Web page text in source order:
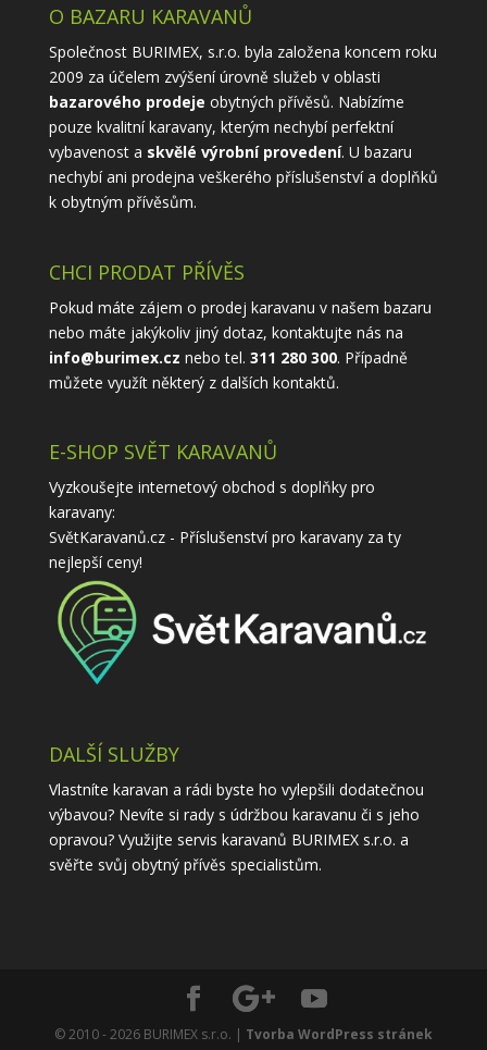
O BAZARU KARAVANŮ
Společnost BURIMEX, s.r.o. byla založena koncem roku
2009 za účelem zvýšení úrovně služeb v oblasti
bazarového prodeje obytných přívěsů. Nabízíme
pouze kvalitní karavany, kterým nechybí perfektní
vybavenost a skvělé výrobní provedení. U bazaru
nechybí ani prodejna veškerého příslušenství a doplňků
k obytným přívěsům.
CHCI PRODAT PŘÍVĚS
Pokud máte zájem o prodej karavanu v našem bazaru
nebo máte jakýkoliv jiný dotaz, kontaktujte nás na
info@burimex.cz nebo tel. 311 280 300. Případně
můžete využít některý z dalších kontaktů.
E-SHOP SVĚT KARAVANŮ
Vyzkoušejte internetový obchod s doplňky pro
karavany:
SvětKaravanů.cz - Příslušenství pro karavanyza ty
nejlepší ceny!
DALŠÍ SLUŽBY
Vlastníte karavan a rádi byste ho vylepšili dodatečnou
výbavou? Nevíte si rady s údržbou karavanu či s jeho
opravou? Využijte servis karavanů BURIMEX s.r.o. a
svěřte svůj obytný přívěs specialistům.
© 2010 - 2026 BURIMEX s.r.o. | Tvorba WordPress stránek